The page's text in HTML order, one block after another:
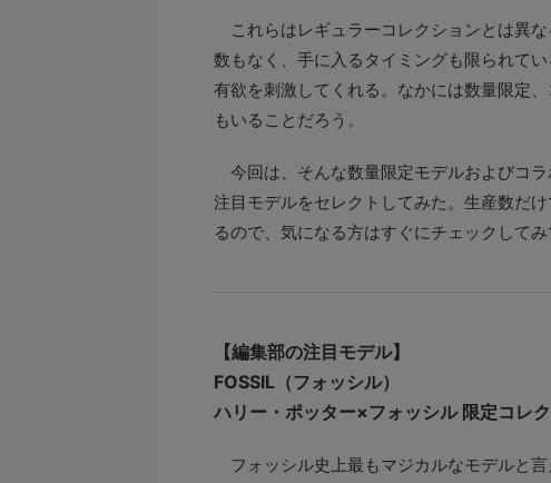
これらはレギュラーコレクションとは異
数もなく、手に入るタイミングも限られて
有欲を刺激してくれる。なかには数量限定
もいることだろう。
今回は、そんな数量限定モデルおよびコ
注目モデルをセレクトしてみた。生産数だ
るので、気になる方はすぐにチェックしてみ
【編集部の注目モデル】
FOSSIL（フォッシル）
ハリー・ポッター×フォッシル 限定コレ
フォッシル史上最もマジカルなモデルと